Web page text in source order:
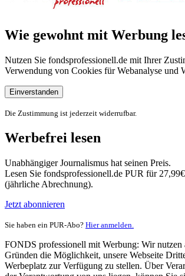
Wie gewohnt mit Werbung
Nutzen Sie fondsprofessionell.de mit Ihrer
Verwendung von Cookies für Webanalyse und
Einverstanden
Die Zustimmung ist jederzeit widerrufbar.
Werbefrei lesen
Unabhängiger Journalismus hat seinen Preis.
Lesen Sie fondsprofessionell.de PUR für
(jährliche Abrechnung).
Jetzt abonnieren
Sie haben ein PUR-Abo? Hier anmelden.
FONDS professionell mit Werbung: Wir nutzen
Gründen die Möglichkeit, unsere Webseite
Werbeplatz zur Verfügung zu stellen. Über